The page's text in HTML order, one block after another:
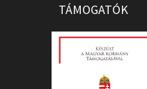
TÁMOGATÓK